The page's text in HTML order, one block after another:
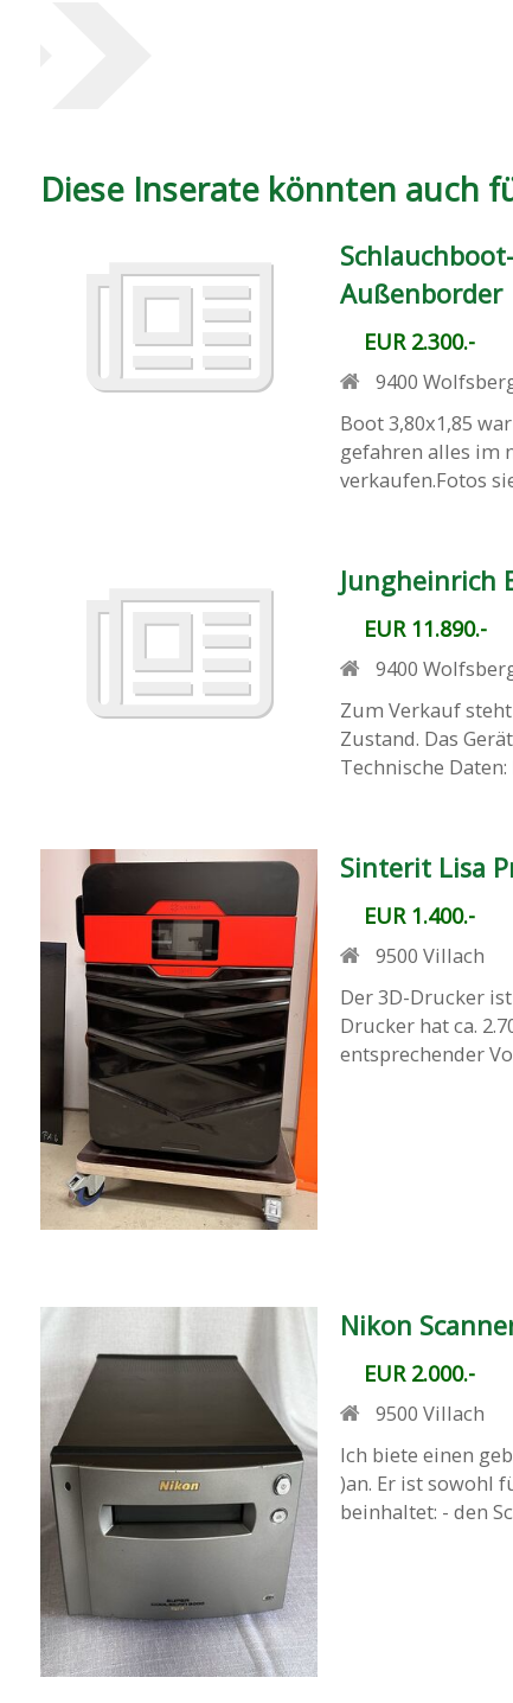
Diese Inserate könnten auch
Außenborder
EUR 2.300.-
9400
Boot 3,80x1,85
gefahren alles im
verkaufen.Fotos
Jungheinrich
EUR 11.890.-
9400
Zum Verkauf
Zustand. Das
Technische
Sinterit Lisa
EUR 1.400.-
9500 Villach
Der 3D-Drucker
Drucker hat ca.
entsprechender
Nikon
EUR 2.000.-
9500 Villach
Ich biete einen
)an. Er ist sowohl
beinhaltet: - den